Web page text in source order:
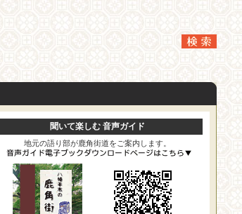
聞いて楽しむ 音声ガイド
地元の語り部が鹿角街道をご案内します。